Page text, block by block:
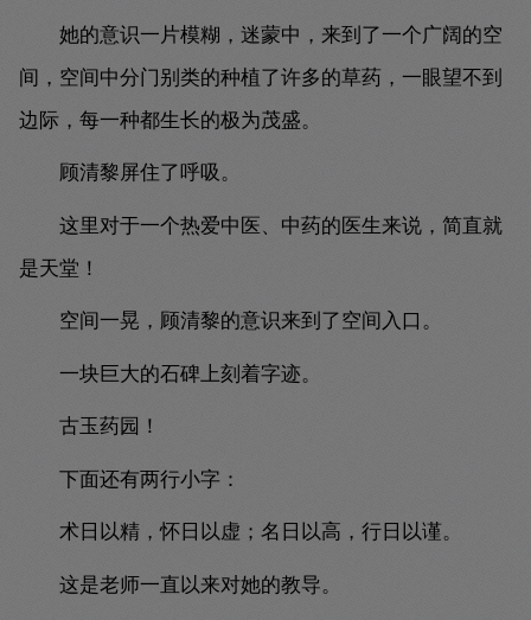
她的意识一片模糊，迷蒙中，来到了一个广阔的空
间，空间中分门别类的种植了许多的草药，一眼望不到
边际，每一种都生长的极为茂盛。
顾清黎屏住了呼吸。
这里对于一个热爱中医、中药的医生来说，简直就
是天堂！
空间一晃，顾清黎的意识来到了空间入口。
一块巨大的石碑上刻着字迹。
古玉药园！
下面还有两行小字：
术日以精，怀日以虚；名日以高，行日以谨。
这是老师一直以来对她的教导。